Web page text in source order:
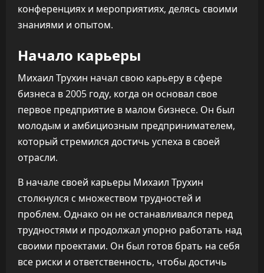
конференциях и мероприятиях, делясь своими
знаниями и опытом.
Начало карьеры
Михаил Трухин начал свою карьеру в сфере
бизнеса в 2005 году, когда он основал свое
первое предприятие в малом бизнесе. Он был
молодым и амбициозным предпринимателем,
который стремился достичь успеха в своей
отрасли.
В начале своей карьеры Михаил Трухин
столкнулся с множеством трудностей и
проблем. Однако он не останавливался перед
трудностями и продолжал упорно работать над
своими проектами. Он был готов брать на себя
все риски и ответственность, чтобы достичь